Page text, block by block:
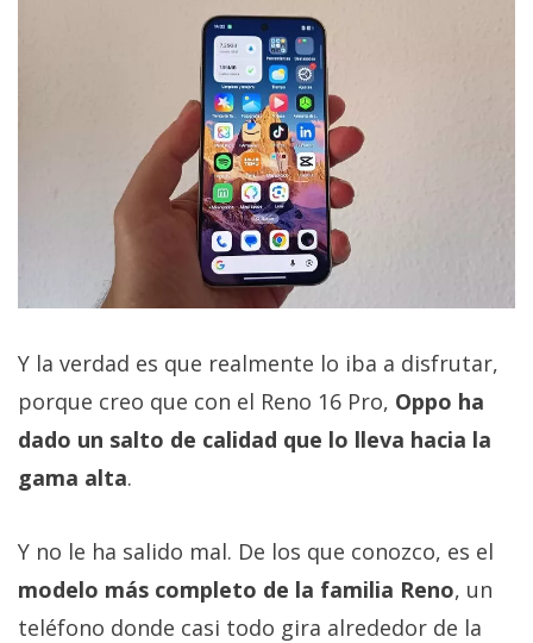
Y la verdad es que realmente lo iba a disfrutar,
porque creo que con el Reno 16 Pro, Oppo ha
dado un salto de calidad que lo lleva hacia la
gama alta.
Y no le ha salido mal. De los que conozco, es el
modelo más completo de la familia Reno, un
teléfono donde casi todo gira alrededor de la